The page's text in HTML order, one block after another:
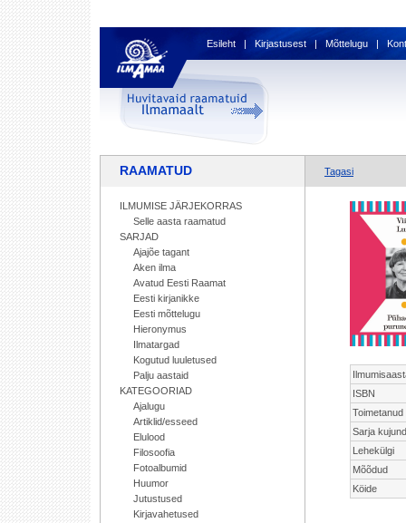
Esileht | Kirjastusest | Mõttelugu |
RAAMATUD
ILMUMISE JÄRJEKORRAS
Selle aasta raamatud
SARJAD
Ajajõe tagant
Aken ilma
Avatud Eesti Raamat
Eesti kirjanikke
Eesti mõttelugu
Hieronymus
Ilmatargad
Kogutud luuletused
Palju aastaid
KATEGOORIAD
Ajalugu
Artiklid/esseed
Elulood
Filosoofia
Fotoalbumid
Huumor
Jutustused
Kirjavahetused
Tagasi
ISBN
Toimetanud
Sarja
Lehekülgi
Mõõdud
Köide